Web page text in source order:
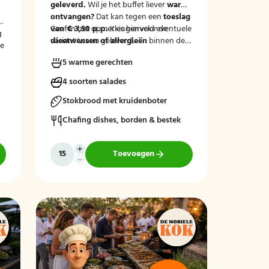
geleverd.Wil je het buffet lieverwarm
ontvangen?Dat kan tegen eentoeslag
van € 3,50 p.p.Kies hiervoor de
variant 'warm geleverd'.
Geef in het opmerkingenveld eventuele
dieetwensen of allergieënbinnen de
mee kunnen houden.
5 warme gerechten
4 soorten salades
Stokbrood met kruidenboter
Chafing dishes, borden & bestek
Toevoegen